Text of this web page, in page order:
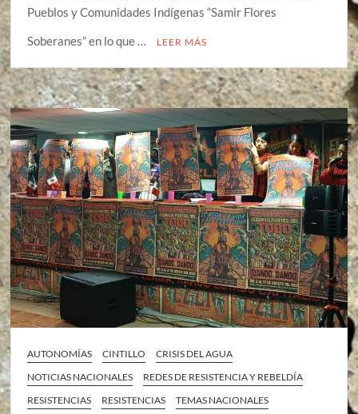
Pueblos y Comunidades Indígenas “Samir Flores
Soberanes” en lo que …
LEER MÁS
AUTONOMÍAS CINTILLO
CRISIS DEL AGUA
NOTICIAS NACIONALES
REDES DE RESISTENCIA Y REBELDÍA
RESISTENCIAS
RESISTENCIAS TEMAS NACIONALES